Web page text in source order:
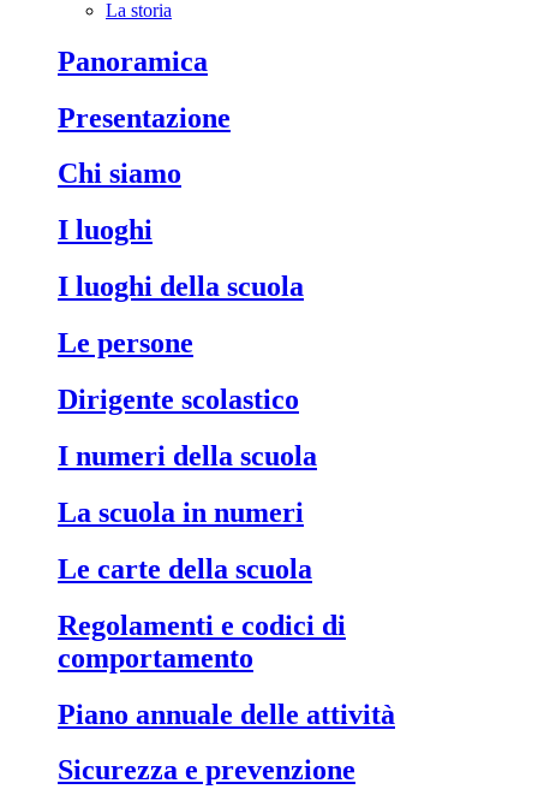
La storia
Panoramica
Presentazione
Chi siamo
I luoghi
I luoghi della scuola
Le persone
Dirigente scolastico
I numeri della scuola
La scuola in numeri
Le carte della scuola
Regolamenti e codici di
comportamento
Piano annuale delle attività
Sicurezza e prevenzione